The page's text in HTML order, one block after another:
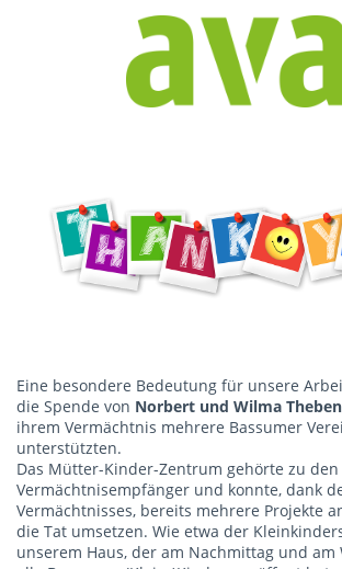
Eine besondere Bedeutung für unsere
die Spende von Norbert und Wilma Theben
ihrem Vermächtnis mehrere Bassumer
unterstützten.
Das Mütter-Kinder-Zentrum gehörte zu den
Vermächtnisempfänger und konnte, dank
Vermächtnisses, bereits mehrere Projekte
die Tat umsetzen. Wie etwa der
unserem Haus, der am Nachmittag und